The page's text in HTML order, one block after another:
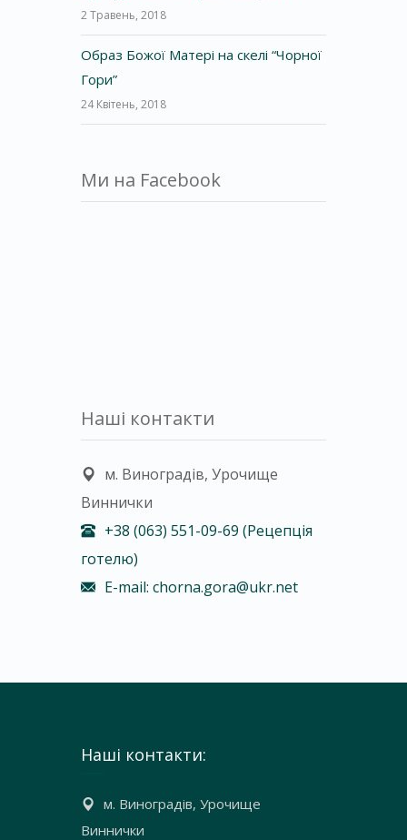
2 Травень, 2018
Образ Божої Матері на скелі “Чорної
Гори”
24 Квітень, 2018
Ми на Facebook
Наші контакти
м. Виноградів, Урочище
Виннички
+38 (063) 551-09-69 (Рецепція
готелю)
E-mail: chorna.gora@ukr.net
Наші контакти:
м. Виноградів, Урочище
Виннички